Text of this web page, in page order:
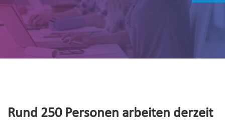
Rund 250 Personen arbeiten derzeit